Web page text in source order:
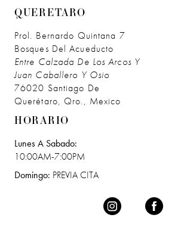
QUERETARO
Prol. Bernardo Quintana 7
Bosques Del Acueducto
Entre Calzada De Los Arcos Y
Juan Caballero Y Osio
76020 Santiago De
Querétaro, Qro., Mexico
HORARIO
Lunes A Sabado:
10:00AM-7:00PM
Domingo: PREVIA CITA